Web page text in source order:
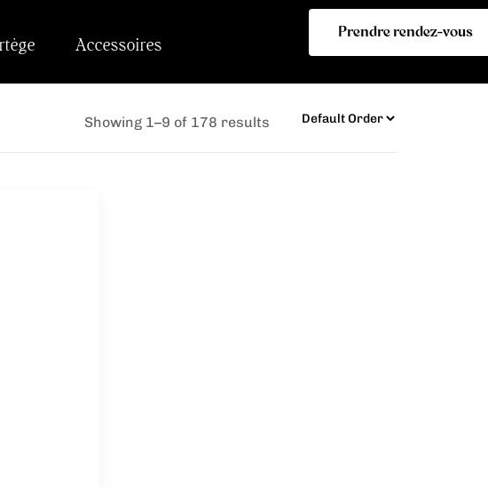
Accessoires
Prendre rendez-vous
Showing 1–9 of 178 results